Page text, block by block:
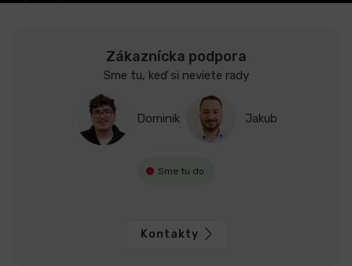
Zákaznícka podpora
Sme tu, keď si neviete rady
Dominik Jakub
Sme tu do
Kontakty